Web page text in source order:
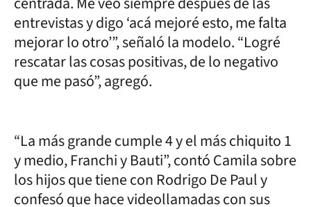
entrevistas y digo ‘acá mejoré esto, me falta
mejorar lo otro’”, señaló la modelo. “Logré
rescatar las cosas positivas, de lo negativo
que me pasó”, agregó.
“La más grande cumple 4 y el más chiquito 1
y medio, Franchi y Bauti”, contó Camila sobre
los hijos que tiene con Rodrigo De Paul y
confesó que hace videollamadas con sus